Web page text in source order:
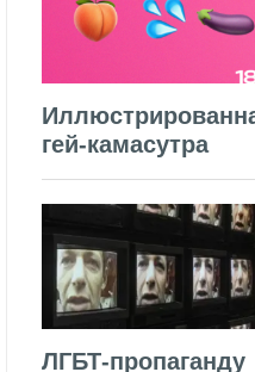
гей-камасутра
ЛГБТ-пропаганду